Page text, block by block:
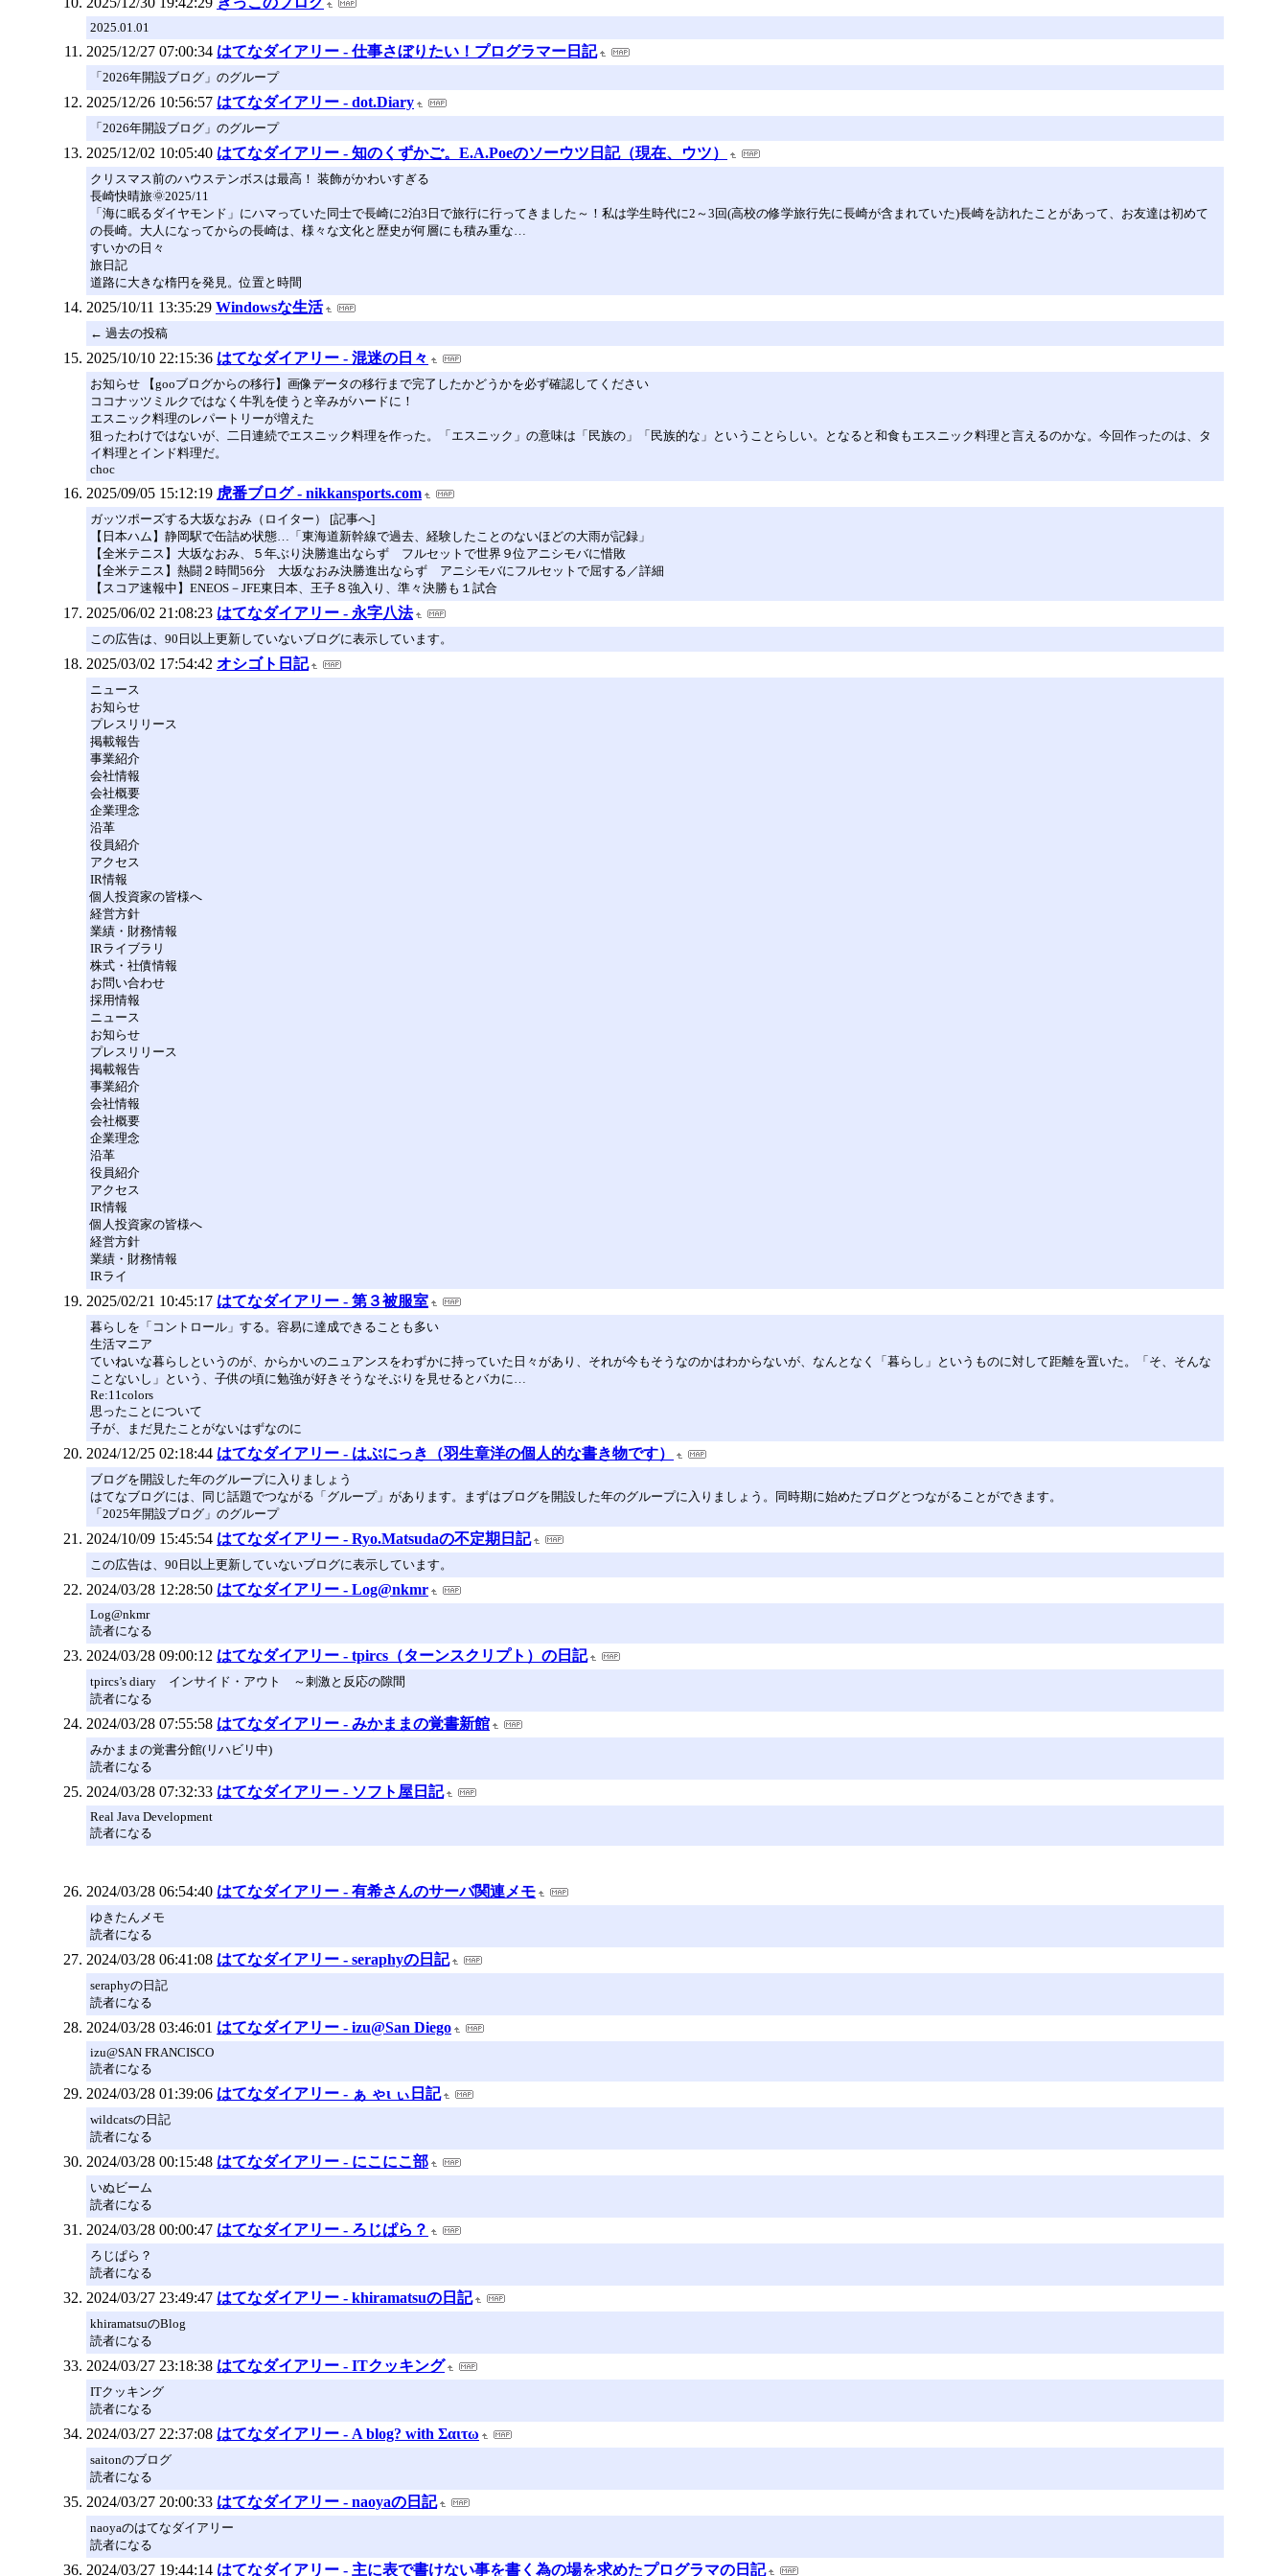
2025.01.01
2025/12/27 07:00:34 はてなダイアリー - 仕事さぼりたい！プログラマー日記
「2026年開設ブログ」のグループ
2025/12/26 10:56:57 はてなダイアリー - dot.Diary
「2026年開設ブログ」のグループ
2025/12/02 10:05:40 はてなダイアリー - 知のくずかご。E.A.Poeのソーウツ日記（現在、ウツ）
クリスマス前のハウステンボスは最高！ 装飾がかわいすぎる
長崎快晴旅🌞2025/11
「海に眠るダイヤモンド」にハマっていた同士で長崎に2泊3日で旅行に行ってきました～！私は学生時代に2～3回(高校の修学旅行先に長崎が含まれていた)長崎を訪れたことがあって、お友達は初めて
の長崎。大人になってからの長崎は、様々な文化と歴史が何層にも積み重な…
すいかの日々
旅日記
道路に大きな楕円を発見。位置と時間
2025/10/11 13:35:29 Windowsな生活
← 過去の投稿
2025/10/10 22:15:36 はてなダイアリー - 混迷の日々
お知らせ 【gooブログからの移行】画像データの移行まで完了したかどうかを必ず確認してください
ココナッツミルクではなく牛乳を使うと辛みがハードに！
エスニック料理のレパートリーが増えた
狙ったわけではないが、二日連続でエスニック料理を作った。「エスニック」の意味は「民族の」「民族的な」ということらしい。となると和食もエスニック料理と言えるのかな。今回作ったのは、タ
イ料理とインド料理だ。
choc
2025/09/05 15:12:19 虎番ブログ - nikkansports.com
ガッツポーズする大坂なおみ（ロイター） [記事へ]
【日本ハム】静岡駅で缶詰め状態…「東海道新幹線で過去、経験したことのないほどの大雨が記録」
【全米テニス】大坂なおみ、５年ぶり決勝進出ならず フルセットで世界９位アニシモバに惜敗
【全米テニス】熱闘２時間56分 大坂なおみ決勝進出ならず アニシモバにフルセットで屈する／詳細
【スコア速報中】ENEOS－JFE東日本、王子８強入り、準々決勝も１試合
2025/06/02 21:08:23 はてなダイアリー - 永字八法
この広告は、90日以上更新していないブログに表示しています。
2025/03/02 17:54:42 オシゴト日記
ニュース
お知らせ
プレスリリース
掲載報告
事業紹介
会社情報
会社概要
企業理念
沿革
役員紹介
アクセス
IR情報
個人投資家の皆様へ
経営方針
業績・財務情報
IRライブラリ
株式・社債情報
お問い合わせ
採用情報
ニュース
お知らせ
プレスリリース
掲載報告
事業紹介
会社情報
会社概要
企業理念
沿革
役員紹介
アクセス
IR情報
個人投資家の皆様へ
経営方針
業績・財務情報
IRライ
2025/02/21 10:45:17 はてなダイアリー - 第３被服室
暮らしを「コントロール」する。容易に達成できることも多い
生活マニア
ていねいな暮らしというのが、からかいのニュアンスをわずかに持っていた日々があり、それが今もそうなのかはわからないが、なんとなく「暮らし」というものに対して距離を置いた。「そ、そんな
ことないし」という、子供の頃に勉強が好きそうなそぶりを見せるとバカに…
Re:11colors
思ったことについて
子が、まだ見たことがないはずなのに
2024/12/25 02:18:44 はてなダイアリー - はぶにっき（羽生章洋の個人的な書き物です）
ブログを開設した年のグループに入りましょう
はてなブログには、同じ話題でつながる「グループ」があります。まずはブログを開設した年のグループに入りましょう。同時期に始めたブログとつながることができます。
「2025年開設ブログ」のグループ
2024/10/09 15:45:54 はてなダイアリー - Ryo.Matsudaの不定期日記
この広告は、90日以上更新していないブログに表示しています。
2024/03/28 12:28:50 はてなダイアリー - Log@nkmr
Log@nkmr
読者になる
2024/03/28 09:00:12 はてなダイアリー - tpircs（ターンスクリプト）の日記
tpircs’s diary インサイド・アウト ～刺激と反応の隙間
読者になる
2024/03/28 07:55:58 はてなダイアリー - みかままの覚書新館
みかままの覚書分館(リハビリ中)
読者になる
2024/03/28 07:32:33 はてなダイアリー - ソフト屋日記
Real Java Development
読者になる
2024/03/28 06:54:40 はてなダイアリー - 有希さんのサーバ関連メモ
ゆきたんメモ
読者になる
2024/03/28 06:41:08 はてなダイアリー - seraphyの日記
seraphyの日記
読者になる
2024/03/28 03:46:01 はてなダイアリー - izu@San Diego
izu@SAN FRANCISCO
読者になる
2024/03/28 01:39:06 はてなダイアリー - ぁ ゃι ぃ日記
wildcatsの日記
読者になる
2024/03/28 00:15:48 はてなダイアリー - にこにこ部
いぬビーム
読者になる
2024/03/28 00:00:47 はてなダイアリー - ろじぱら？
ろじぱら？
読者になる
2024/03/27 23:49:47 はてなダイアリー - khiramatsuの日記
khiramatsuのBlog
読者になる
2024/03/27 23:18:38 はてなダイアリー - ITクッキング
ITクッキング
読者になる
2024/03/27 22:37:08 はてなダイアリー - A blog? with Σαιτω
saitonのブログ
読者になる
2024/03/27 20:00:33 はてなダイアリー - naoyaの日記
naoyaのはてなダイアリー
読者になる
2024/03/27 19:44:14 はてなダイアリー - 主に表で書けない事を書く為の場を求めたプログラマの日記